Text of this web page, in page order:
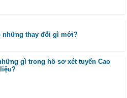
những thay đổi gì mới?
gì trong hồ sơ xét tuyển Cao